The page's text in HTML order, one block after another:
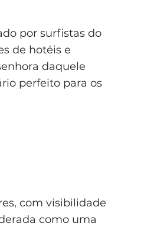
por surfistas do
de hotéis e
daquele
perfeito para os
com visibilidade
como uma